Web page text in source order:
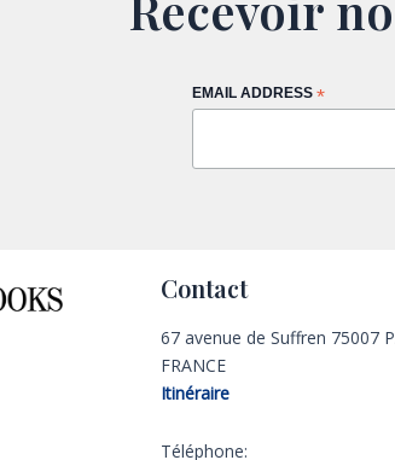
EMAIL ADDRESS *
Contact
67 avenue de Suffren 75007
FRANCE
Itinéraire
Téléphone: